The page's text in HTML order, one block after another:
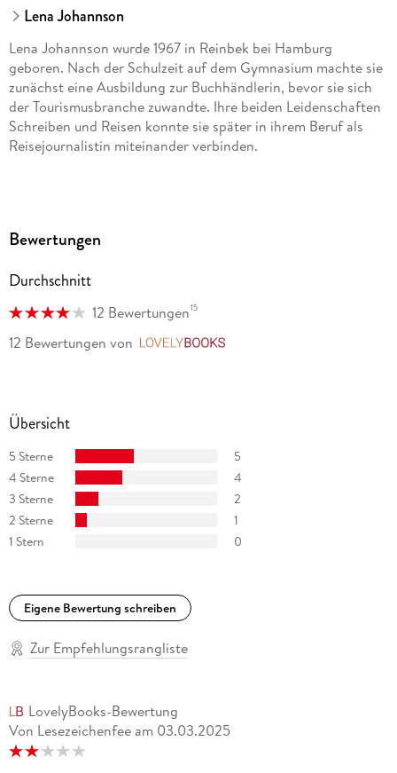
Lena Johannson
Lena Johannson wurde 1967 in Reinbek bei Hamburg
geboren. Nach der Schulzeit auf dem Gymnasium machte sie
zunächst eine Ausbildung zur Buchhändlerin, bevor sie sich
der Tourismusbranche zuwandte. Ihre beiden Leidenschaften
Schreiben und Reisen konnte sie später in ihrem Beruf als
Reisejournalistin miteinander verbinden.
Bewertungen
Durchschnitt
12 Bewertungen15
12 Bewertungen von
Übersicht
5 Sterne
5
4 Sterne
4
3 Sterne
2
2 Sterne
1
1 Stern
0
Eigene Bewertung schreiben
Zur Empfehlungsrangliste
LovelyBooks-Bewertung
Von Lesezeichenfee am 03.03.2025